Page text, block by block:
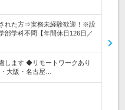
れた方⇒実務未経験歓迎！※設
部学科不問【年間休日126日／
します ◆リモートワークあり
大阪・名古屋…